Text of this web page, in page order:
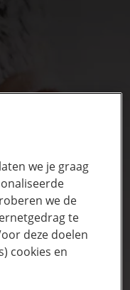
we je graag
we de
te
deze doelen
cookies en